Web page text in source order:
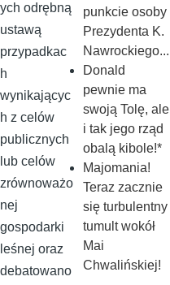
ych odrębną
ustawą
przypadkac
h
wynikającyc
h z celów
publicznych
lub celów
zrównoważo
nej
gospodarki
leśnej oraz
debatowano
punkcie osoby
Prezydenta K.
Nawrockiego...
Donald
pewnie ma
swoją Tolę, ale
i tak jego rząd
obalą kibole!*
Majomania!
Teraz zacznie
się turbulentny
tumult wokół
Mai
Chwalińskiej!